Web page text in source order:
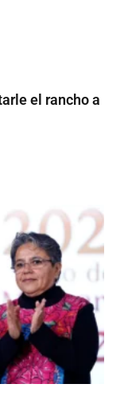
el rancho a